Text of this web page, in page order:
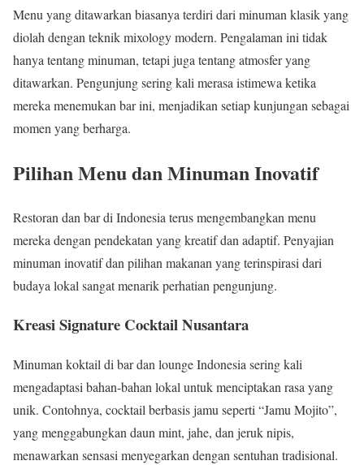
Menu yang ditawarkan biasanya terdiri dari minuman klasik yang
diolah dengan teknik mixology modern. Pengalaman ini tidak
hanya tentang minuman, tetapi juga tentang atmosfer yang
ditawarkan. Pengunjung sering kali merasa istimewa ketika
mereka menemukan bar ini, menjadikan setiap kunjungan sebagai
momen yang berharga.
Pilihan Menu dan Minuman Inovatif
Restoran dan bar di Indonesia terus mengembangkan menu
mereka dengan pendekatan yang kreatif dan adaptif. Penyajian
minuman inovatif dan pilihan makanan yang terinspirasi dari
budaya lokal sangat menarik perhatian pengunjung.
Kreasi Signature Cocktail Nusantara
Minuman koktail di bar dan lounge Indonesia sering kali
mengadaptasi bahan-bahan lokal untuk menciptakan rasa yang
unik. Contohnya, cocktail berbasis jamu seperti “Jamu Mojito”,
yang menggabungkan daun mint, jahe, dan jeruk nipis,
menawarkan sensasi menyegarkan dengan sentuhan tradisional.